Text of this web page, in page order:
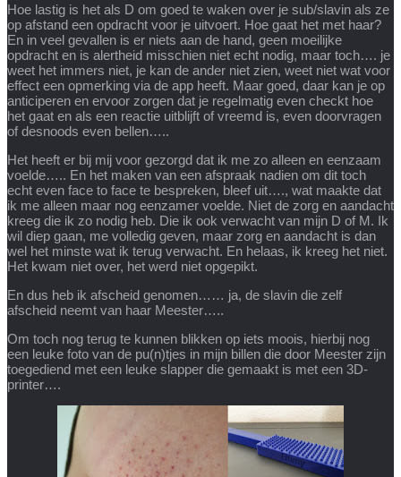
Hoe lastig is het als D om goed te waken over je sub/slavin als ze
op afstand een opdracht voor je uitvoert. Hoe gaat het met haar?
En in veel gevallen is er niets aan de hand, geen moeilijke
opdracht en is alertheid misschien niet echt nodig, maar toch…. je
weet het immers niet, je kan de ander niet zien, weet niet wat voor
effect een opmerking via de app heeft. Maar goed, daar kan je op
anticiperen en ervoor zorgen dat je regelmatig even checkt hoe
het gaat en als een reactie uitblijft of vreemd is, even doorvragen
of desnoods even bellen…..
Het heeft er bij mij voor gezorgd dat ik me zo alleen en eenzaam
voelde….. En het maken van een afspraak nadien om dit toch
echt even face to face te bespreken, bleef uit…., wat maakte dat
ik me alleen maar nog eenzamer voelde. Niet de zorg en aandacht
kreeg die ik zo nodig heb. Die ik ook verwacht van mijn D of M. Ik
wil diep gaan, me volledig geven, maar zorg en aandacht is dan
wel het minste wat ik terug verwacht. En helaas, ik kreeg het niet.
Het kwam niet over, het werd niet opgepikt.
En dus heb ik afscheid genomen…… ja, de slavin die zelf
afscheid neemt van haar Meester…..
Om toch nog terug te kunnen blikken op iets moois, hierbij nog
een leuke foto van de pu(n)tjes in mijn billen die door Meester zijn
toegediend met een leuke slapper die gemaakt is met een 3D-
printer….